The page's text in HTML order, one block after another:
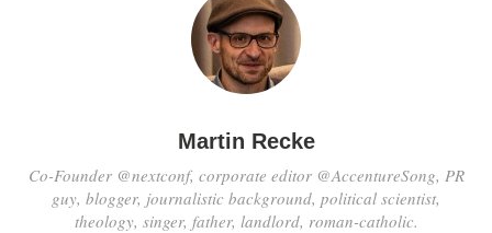
Martin Recke
Co-Founder @nextconf, corporate editor @AccentureSong, PR
guy, blogger, journalistic background, political scientist,
theology, singer, father, landlord, roman-catholic.